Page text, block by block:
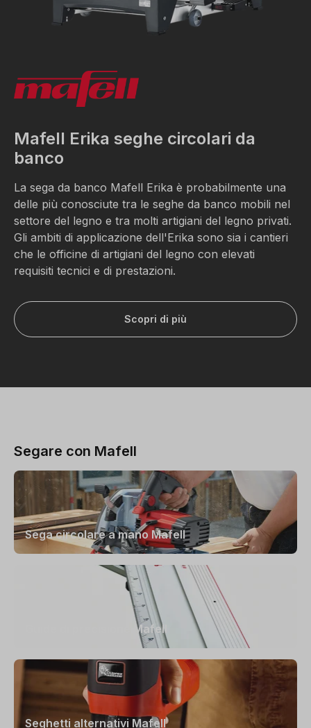
Mafell Erika seghe circolari da
banco
La sega da banco Mafell Erika è probabilmente una
delle più conosciute tra le seghe da banco mobili nel
settore del legno e tra molti artigiani del legno privati.
Gli ambiti di applicazione dell'Erika sono sia i cantieri
che le officine di artigiani del legno con elevati
requisiti tecnici e di prestazioni.
Scopri di più
Segare con Mafell
Sega circolare a mano Mafell
Guide di precisione Mafell
Seghetti alternativi Mafell